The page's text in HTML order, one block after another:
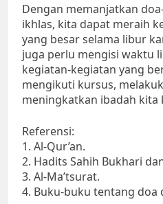
Dengan memanjatkan
ikhlas, kita dapat meraih
yang besar selama libur
juga perlu mengisi waktu
kegiatan-kegiatan yang
mengikuti kursus,
meningkatkan ibadah kita
Referensi:
1. Al-Qur’an.
2. Hadits Sahih Bukhari
3. Al-Ma’tsurat.
4. Buku-buku tentang doa